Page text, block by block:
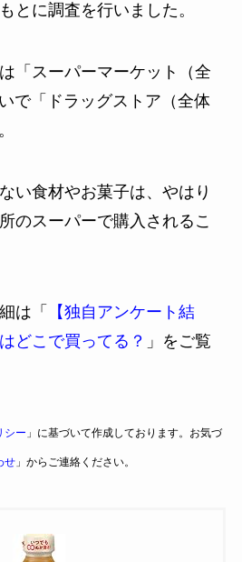
とに調査を行いました。
「スーパーマーケット（全
で「ドラッグストア（全体
い食材やお菓子は、やはり
のスーパーで購入されるこ
は「
【独自アンケート結
どこで買ってる？ 」をご覧
シー 」に基づいて作成しております。お気づ
せ」からご連絡ください。